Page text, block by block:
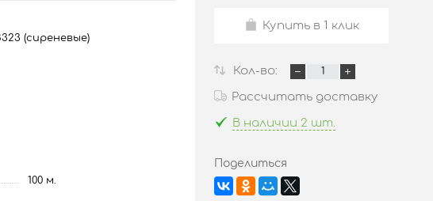
(сиреневые)
100 м.
Купить в 1 клик
Кол-во:
Рассчитать доставку
В наличии 2 шт.
Поделиться